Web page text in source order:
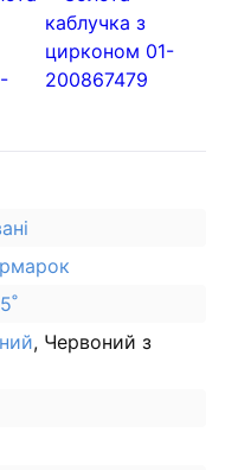
, Червоний з